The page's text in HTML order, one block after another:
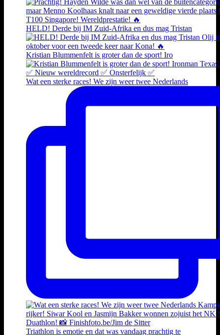
HELD! Derde bij IM Zuid-Afrika en dus mag Tristan
Kristian Blummenfelt is groter dan de sport! Iro
Wat een sterke races! We zijn weer twee Nederlands
Triathlon is emotie en dat was vandaag prachtig te